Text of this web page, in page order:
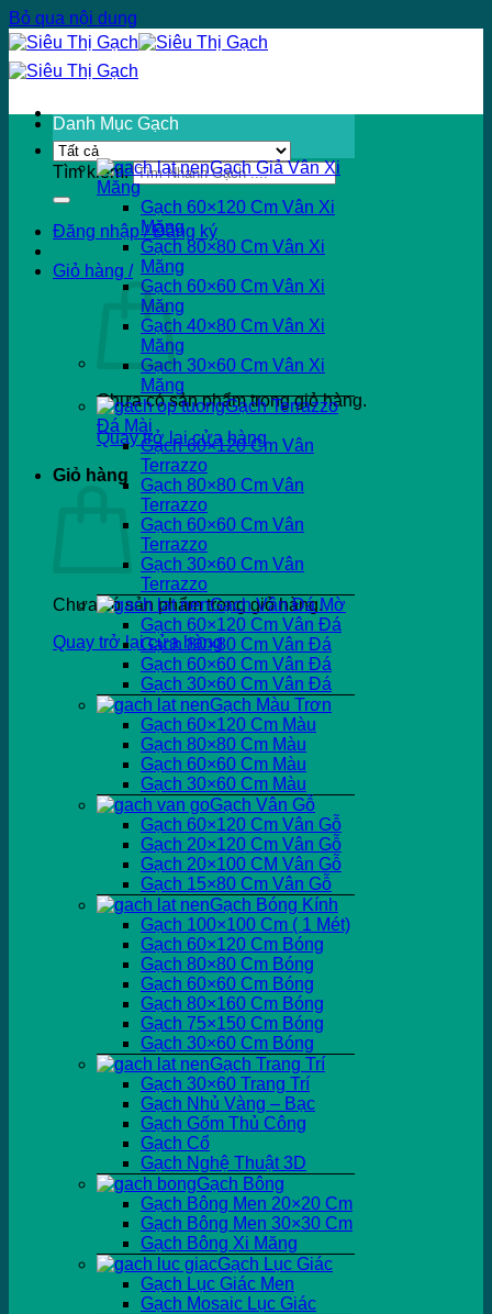
Bỏ qua nội dung
Tìm kiếm:
Đăng nhập / Đăng ký
Giỏ hàng /
Chưa có sản phẩm trong giỏ hàng.
Quay trở lại cửa hàng
Giỏ hàng
Chưa có sản phẩm trong giỏ hàng.
Quay trở lại cửa hàng
Danh Mục Gạch
Gạch Giả Vân Xi
Măng
Gạch 60×120 Cm Vân Xi
Măng
Gạch 80×80 Cm Vân Xi
Măng
Gạch 60×60 Cm Vân Xi
Măng
Gạch 40×80 Cm Vân Xi
Măng
Gạch 30×60 Cm Vân Xi
Măng
Gạch Terrazzo
Đá Mài
Gạch 60×120 Cm Vân
Terrazzo
Gạch 80×80 Cm Vân
Terrazzo
Gạch 60×60 Cm Vân
Terrazzo
Gạch 30×60 Cm Vân
Terrazzo
Gạch Vân Đá Mờ
Gạch 60×120 Cm Vân Đá
Gạch 80×80 Cm Vân Đá
Gạch 60×60 Cm Vân Đá
Gạch 30×60 Cm Vân Đá
Gạch Màu Trơn
Gạch 60×120 Cm Màu
Gạch 80×80 Cm Màu
Gạch 60×60 Cm Màu
Gạch 30×60 Cm Màu
Gạch Vân Gỗ
Gạch 60×120 Cm Vân Gỗ
Gạch 20×120 Cm Vân Gỗ
Gạch 20×100 CM Vân Gỗ
Gạch 15×80 Cm Vân Gỗ
Gạch Bóng Kính
Gạch 100×100 Cm ( 1 Mét)
Gạch 60×120 Cm Bóng
Gạch 80×80 Cm Bóng
Gạch 60×60 Cm Bóng
Gạch 80×160 Cm Bóng
Gạch 75×150 Cm Bóng
Gạch 30×60 Cm Bóng
Gạch Trang Trí
Gạch 30×60 Trang Trí
Gạch Nhủ Vàng – Bạc
Gạch Gốm Thủ Công
Gạch Cổ
Gạch Nghệ Thuật 3D
Gạch Bông
Gạch Bông Men 20×20 Cm
Gạch Bông Men 30×30 Cm
Gạch Bông Xi Măng
Gạch Lục Giác
Gạch Lục Giác Men
Gạch Mosaic Lục Giác